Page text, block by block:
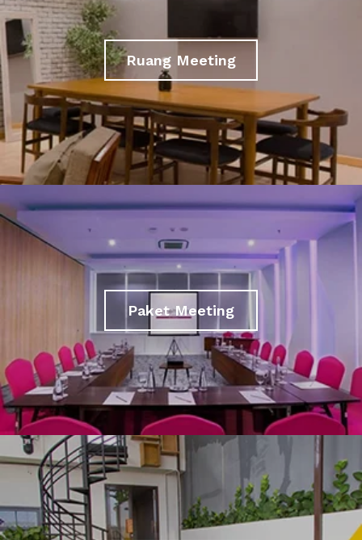
Ruang Meeting
Paket Meeting